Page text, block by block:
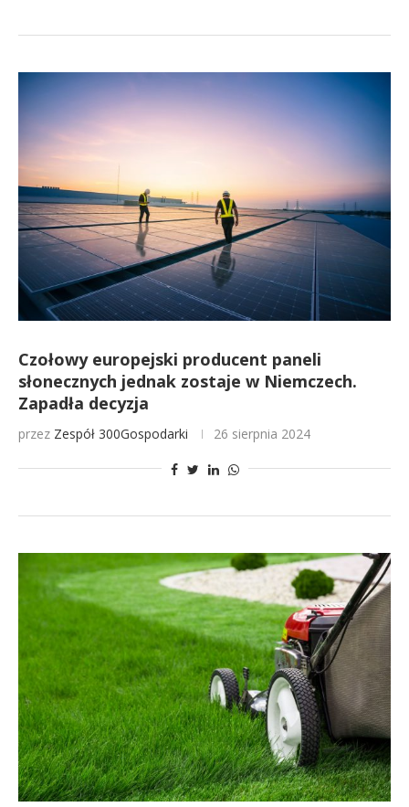
Czołowy europejski producent paneli
słonecznych jednak zostaje w Niemczech.
Zapadła decyzja
przez Zespół 300Gospodarki 26 sierpnia 2024